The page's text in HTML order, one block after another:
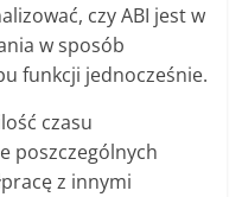
czy ABI jest w
w sposób
funkcji jednocześnie.
czasu
poszczególnych
z innymi